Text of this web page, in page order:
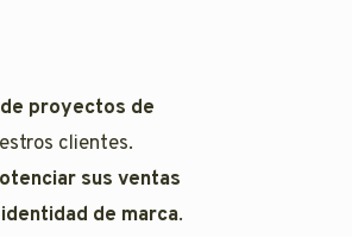
proyectos de
clientes.
sus ventas
de marca.